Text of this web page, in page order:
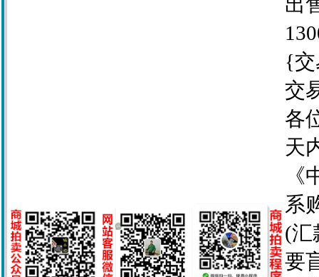
{交
交
各
天
系
(汇
要